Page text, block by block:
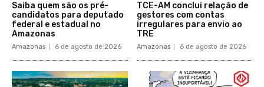
Saiba quem são os pré-
candidatos para deputado
federal e estadual no
Amazonas
Amazonas 6 de agosto de 2026
TCE-AM conclui relação de
gestores com contas
irregulares para envio ao
TRE
Amazonas 6 de agosto de 2026